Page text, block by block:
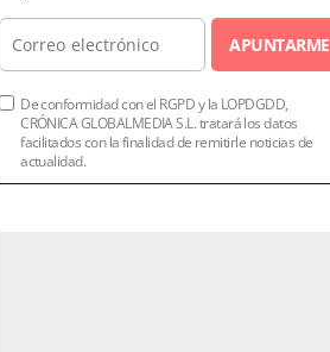
APUNTARME
De conformidad con el RGPD y la LOPDGDD,
CRÓNICA GLOBALMEDIA S.L. tratará los datos
facilitados con la finalidad de remitirle noticias de
actualidad.